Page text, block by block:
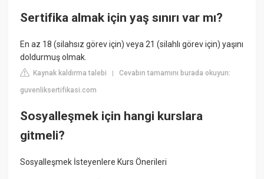
Sertifika almak için yaş sınırı var mı?
En az 18 (silahsız görev için) veya 21 (silahlı görev için) yaşını
doldurmuş olmak.
Kaynak kaldırma talebi |Cevabın tamamını burada okuyun:
guvenliksertifikasi.com
Sosyalleşmek için hangi kurslara
gitmeli?
Sosyalleşmek İsteyenlere Kurs Önerileri